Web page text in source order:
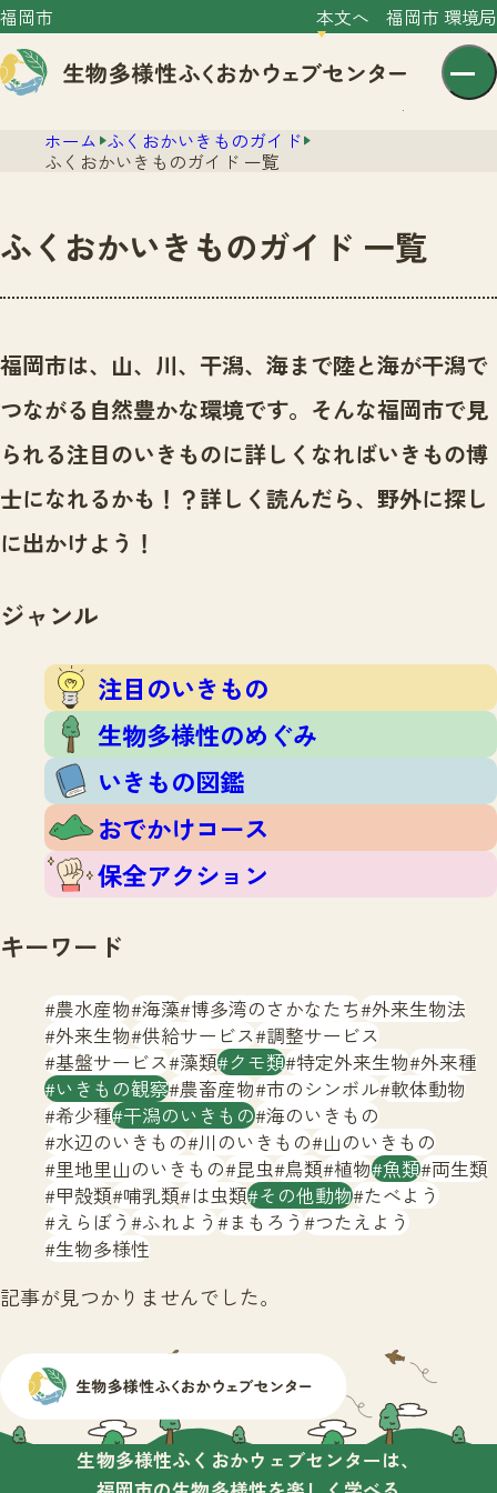
福岡市 本文へ 福岡市 環境局
センター紹介
センター紹介TOP
サイトポリシー
プライバシーポリシー
ニュースTOP
市の取組み
いきものガイド
いきものガイドTOP
注目のいきもの
生物多様性のめぐみ
保全アクション
イベント
いきもの調査隊
調査レポート
調査結果
ふくおかいきものマップ
マッチング
マッチングTOP
掲載申し込みフォーム
お問合せ
サイトマップ
ホーム ふくおかいきものガイド
ふくおかいきものガイド 一覧
ふくおかいきものガイド 一覧
福岡市は、山、川、干潟、海まで陸と海が干潟で
つながる自然豊かな環境です。 そんな福岡市で見
られる注目のいきものに詳しくなればいきもの博
士になれるかも！？詳しく読んだら、野外に探し
に出かけよう！
ジャンル
注目のいきもの
生物多様性のめぐみ
いきもの図鑑
おでかけコース
保全アクション
キーワード
農水産物 海藻 博多湾のさかなたち 外来生物法
外来生物 供給サービス 調整サービス
基盤サービス 藻類 クモ類 特定外来生物 外来種
いきもの観察 農畜産物 市のシンボル 軟体動物
希少種 干潟のいきもの 海のいきもの
水辺のいきもの 川のいきもの 山のいきもの
里地里山のいきもの 昆虫 鳥類 植物 魚類 両生類
甲殻類 哺乳類 は虫類 その他動物 たべよう
えらぼう ふれよう まもろう つたえよう
生物多様性
記事が見つかりませんでした。
生物多様性ふくおかウェブセンターは、